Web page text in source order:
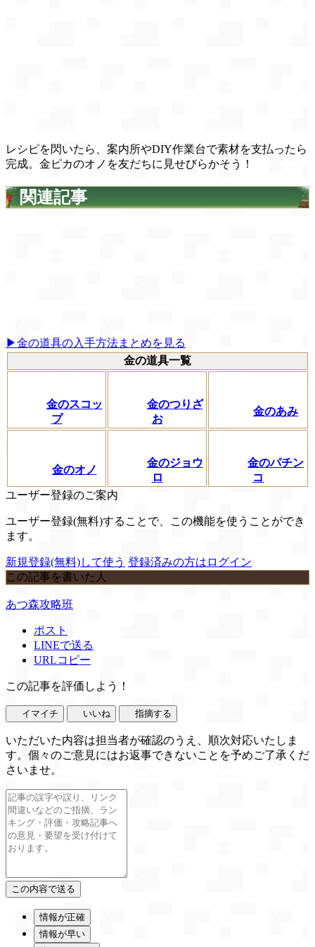
レシピを閃いたら、案内所やDIY作業台で素材を支払ったら
完成。金ピカのオノを友だちに見せびらかそう！
関連記事
▶金の道具の入手方法まとめを見る
金の道具一覧
金のスコッ
プ
金のつりざ
お
金のあみ
金のオノ
金のジョウ
ロ
金のパチン
コ
ユーザー登録のご案内
ユーザー登録(無料)することで、この機能を使うことができ
ます。
新規登録(無料)して使う 登録済みの方はログイン
この記事を書いた人
あつ森攻略班
ポスト
LINEで送る
URLコピー
この記事を評価しよう！
イマイチ いいね 指摘する
いただいた内容は担当者が確認のうえ、順次対応いたしま
す。個々のご意見にはお返事できないことを予めご了承くだ
さいませ。
情報が正確
情報が早い